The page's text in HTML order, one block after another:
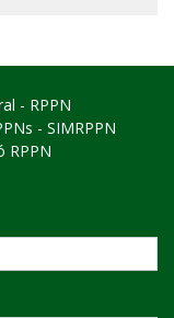
- RPPN
- SIMRPPN
RPPN